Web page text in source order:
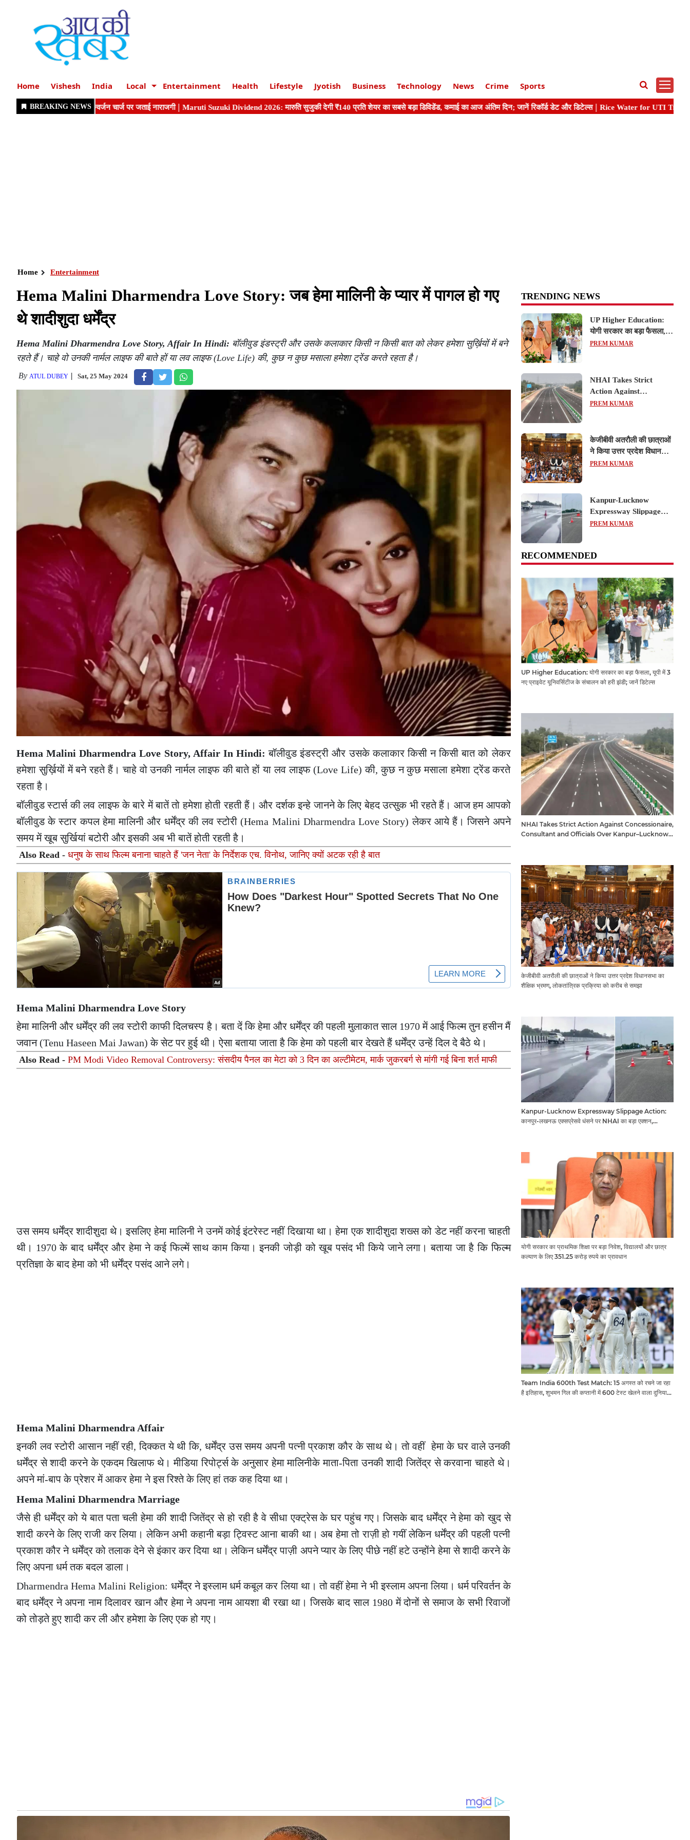
Home Vishesh India Local Entertainment Health Lifestyle Jyotish Business Technology News Crime Sports
Home Entertainment
Hema Malini Dharmendra Love Story: जब हेमा मालिनी के प्यार में पागल हो गए
थे शादीशुदा धर्मेंद्र
Hema Malini Dharmendra Love Story, Affair In Hindi: बॉलीवुड इंडस्ट्री और उसके कलाकार किसी न किसी बात को लेकर हमेशा सुर्ख़ियों में बने
रहते हैं। चाहे वो उनकी नार्मल लाइफ की बाते हों या लव लाइफ (Love Life) की, कुछ न कुछ मसाला हमेशा ट्रेंड करते रहता है।
By ATUL DUBEY Sat, 25 May 2024
Hema Malini Dharmendra Love Story, Affair In Hindi: बॉलीवुड इंडस्ट्री और उसके कलाकार किसी न किसी बात को लेकर
हमेशा सुर्ख़ियों में बने रहते हैं। चाहे वो उनकी नार्मल लाइफ की बाते हों या लव लाइफ (Love Life) की, कुछ न कुछ मसाला हमेशा ट्रेंड करते
रहता है।
बॉलीवुड स्टार्स की लव लाइफ के बारे में बातें तो हमेशा होती रहती हैं। और दर्शक इन्हे जानने के लिए बेहद उत्सुक भी रहते हैं। आज हम आपको
बॉलीवुड के स्टार कपल हेमा मालिनी और धर्मेंद्र की लव स्टोरी (Hema Malini Dharmendra Love Story) लेकर आये हैं। जिसने अपने
समय में खूब सुर्खियां बटोरी और इसकी अब भी बातें होती रहती है।
Also Read - धनुष के साथ फिल्म बनाना चाहते हैं 'जन नेता' के निर्देशक एच. विनोथ, जानिए क्यों अटक रही है बात
Hema Malini Dharmendra Love Story
हेमा मालिनी और धर्मेंद्र की लव स्टोरी काफी दिलचस्प है। बता दें कि हेमा और धर्मेंद्र की पहली मुलाकात साल 1970 में आई फिल्म तुन हसीन मैं
जवान (Tenu Haseen Mai Jawan) के सेट पर हुई थी। ऐसा बताया जाता है कि हेमा को पहली बार देखते हैं धर्मेंद्र उन्हें दिल दे बैठे थे।
Also Read - PM Modi Video Removal Controversy: संसदीय पैनल का मेटा को 3 दिन का अल्टीमेटम, मार्क जुकरबर्ग से मांगी गई बिना शर्त माफी
उस समय धर्मेंद्र शादीशुदा थे। इसलिए हेमा मालिनी ने उनमें कोई इंटरेस्ट नहीं दिखाया था। हेमा एक शादीशुदा शख्स को डेट नहीं करना चाहती
थी। 1970 के बाद धर्मेंद्र और हेमा ने कई फिल्में साथ काम किया। इनकी जोड़ी को खूब पसंद भी किये जाने लगा। बताया जा है कि फिल्म
प्रतिज्ञा के बाद हेमा को भी धर्मेंद्र पसंद आने लगे।
Hema Malini Dharmendra Affair
इनकी लव स्टोरी आसान नहीं रही, दिक्कत ये थी कि, धर्मेंद्र उस समय अपनी पत्नी प्रकाश कौर के साथ थे। तो वहीं हेमा के घर वाले उनकी
धर्मेंद्र से शादी करने के एकदम खिलाफ थे। मीडिया रिपोर्ट्स के अनुसार हेमा मालिनीके माता-पिता उनकी शादी जितेंद्र से करवाना चाहते थे।
अपने मां-बाप के प्रेशर में आकर हेमा ने इस रिश्ते के लिए हां तक कह दिया था।
Hema Malini Dharmendra Marriage
जैसे ही धर्मेंद्र को ये बात पता चली हेमा की शादी जितेंद्र से हो रही है वे सीधा एक्ट्रेस के घर पहुंच गए। जिसके बाद धर्मेंद्र ने हेमा को खुद से
शादी करने के लिए राजी कर लिया। लेकिन अभी कहानी बड़ा ट्विस्ट आना बाकी था। अब हेमा तो राज़ी हो गयीं लेकिन धर्मेंद्र की पहली पत्नी
प्रकाश कौर ने धर्मेंद्र को तलाक देने से इंकार कर दिया था। लेकिन धर्मेंद्र पाज़ी अपने प्यार के लिए पीछे नहीं हटे उन्होंने हेमा से शादी करने के
लिए अपना धर्म तक बदल डाला।
Dharmendra Hema Malini Religion: धर्मेंद्र ने इस्लाम धर्म कबूल कर लिया था। तो वहीं हेमा ने भी इस्लाम अपना लिया। धर्म परिवर्तन के
बाद धर्मेंद्र ने अपना नाम दिलावर खान और हेमा ने अपना नाम आयशा बी रखा था। जिसके बाद साल 1980 में दोनों से समाज के सभी रिवाजों
को तोड़ते हुए शादी कर ली और हमेशा के लिए एक हो गए।
TRENDING NEWS
UP Higher Education:
योगी सरकार का बड़ा फैसला,
यूपी में 3 नए प्राइवेट
PREM KUMAR
NHAI Takes Strict
Action Against
Concessionaire,
Expressway Issues
PREM KUMAR
केजीबीवी अतरौली की छात्राओं
ने किया उत्तर प्रदेश विधानसभा
का शैक्षिक भ्रमण, लोकतांत्रिक
PREM KUMAR
Kanpur-Lucknow
Expressway Slippage
Action: कानपुर-लखनऊ
और कंपनियों पर गिरी गाज,
PREM KUMAR
RECOMMENDED
UP Higher Education: योगी सरकार का बड़ा फैसला, यूपी में 3
नए प्राइवेट यूनिवर्सिटीज के संचालन को हरी झंडी; जानें डिटेल्स
NHAI Takes Strict Action Against Concessionaire,
Consultant and Officials Over Kanpur–Lucknow
केजीबीवी अतरौली की छात्राओं ने किया उत्तर प्रदेश विधानसभा का
शैक्षिक भ्रमण, लोकतांत्रिक प्रक्रिया को करीब से समझा
Kanpur-Lucknow Expressway Slippage Action:
कानपुर-लखनऊ एक्सप्रेसवे धंसने पर NHAI का बड़ा एक्शन,
योगी सरकार का प्राथमिक शिक्षा पर बड़ा निवेश, विद्यालयों और छात्र
कल्याण के लिए 351.25 करोड़ रुपये का प्रावधान
Team India 600th Test Match: 15 अगस्त को रचने जा रहा
है इतिहास, शुभमन गिल की कप्तानी में 600 टेस्ट खेलने वाला दुनिया